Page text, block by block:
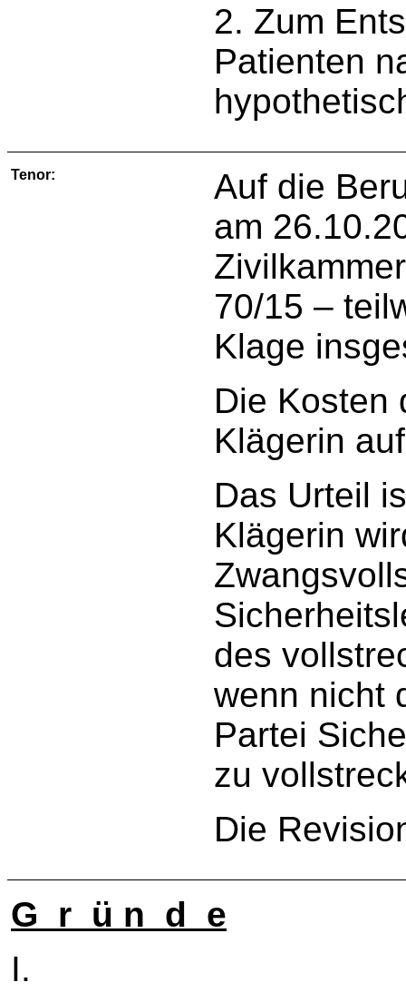
2. Zum
Patienten
Tenor:
Auf die
am
70/15 –
Klage
Die Kosten
Klägerin
Das Urteil
Klägerin
des
wenn nicht
Partei
zu
Die
G r ü n d e
I.